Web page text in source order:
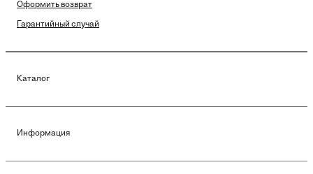
Оформить возврат
Гарантийный случай
Каталог
Информация